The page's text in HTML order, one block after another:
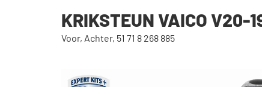
KRIKSTEUN VAICO V20-
Voor, Achter, 51 71 8 268 885